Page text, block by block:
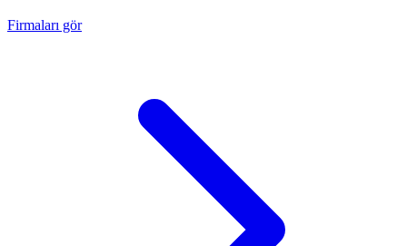
Firmaları gör